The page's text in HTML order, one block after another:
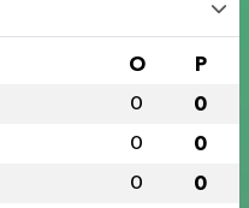
O P
0 0
0 0
0 0